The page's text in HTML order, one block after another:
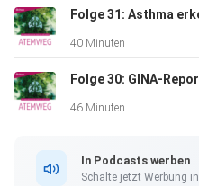
Paolo Sacco – Global Public
Lob-Corzilius – Kinder- und
Mitarbeiter der Kinderumwelt
– Zentrum
König – Leiter Stabstelle
40 Minuten
46 Minuten
In Podcasts werben
Schalte jetzt Werbung